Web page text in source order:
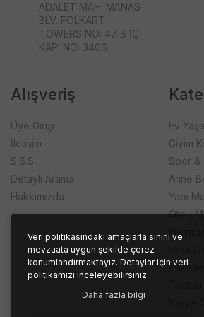
Veri politikasındaki amaçlarla sınırlı ve
mevzuata uygun şekilde çerez
konumlandırmaktayız. Detaylar için veri
politikamızı inceleyebilirsiniz.
Daha fazla bilgi
ADALET MAH. MANAS
BLV. FOLKART
TOWERS NO: 47 B İÇ
KAPI NO: 3406
Alışveriş
Üye Girişi
İletişim
S.S.S.
Detaylı Arama
Hakkımızda
Ev
Giyim
Spor &
Anne
Yapı
Oto /
Hobi
Paketler
Kişiye